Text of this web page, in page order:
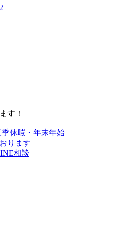
す！
休暇・年末年始
ります
相談